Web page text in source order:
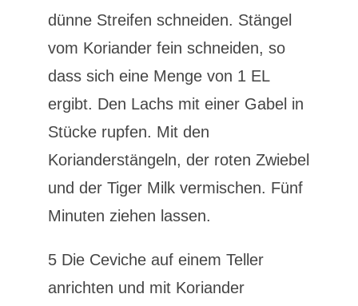
dünne Streifen schneiden. Stängel
vom Koriander fein schneiden, so
dass sich eine Menge von 1 EL
ergibt. Den Lachs mit einer Gabel in
Stücke rupfen. Mit den
Korianderstängeln, der roten Zwiebel
und der Tiger Milk vermischen. Fünf
Minuten ziehen lassen.
5 Die Ceviche auf einem Teller
anrichten und mit Koriander